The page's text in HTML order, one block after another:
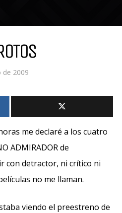
de 2009
me declaré a los cuatro
ADMIRADOR de
con detractor, ni crítico ni
no me llaman.
viendo el preestreno de